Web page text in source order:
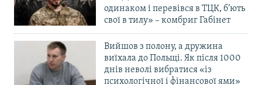
одинаком і перевівся в ТЦК, б’ють
свої в тилу» – комбриг Габінет
Вийшов з полону, а дружина
виїхала до Польщі. Як після 1000
днів неволі вибратися «із
психологічної і фінансової ями»